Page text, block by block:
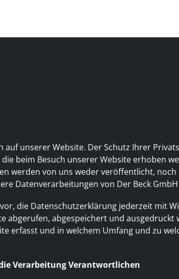
auf unserer Website. Der Schutz Ihrer
beim Besuch unserer Website erhoben
werden von uns weder veröffentlicht,
Datenverarbeitungen von Der Beck
die Datenschutzerklärung jederzeit mit
abgerufen, abgespeichert und
erfasst und in welchem Umfang und zu
Verarbeitung Verantwortlichen